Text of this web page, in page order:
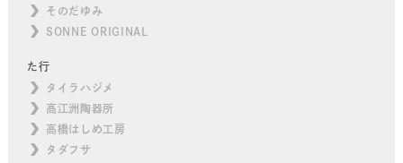
そのだゆみ
SONNE ORIGINAL
た行
タイラハジメ
高江洲陶器所
高橋はしめ工房
タダフサ